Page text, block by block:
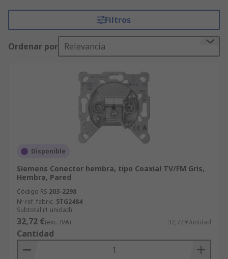
Diferentes modelos, longitudes de
conectores y tipos de montaje adaptados a
tus necesidades.
Envío gratuito en pedidos superiores a
Resolvemos tus dudas técnicas
rápidamente.
Productos disponibles en stock para envío rápido.
Compra ahora en RS y optimiza la instalación de
tu sistema de satélite (antena de TV) a una
televisión o radio FM.
Filtros
Ordenar por Relevancia
Disponible
Siemens Conector hembra, tipo Coaxial TV/FM Gris,
Hembra, Pared
Código RS 203-2298
Nº ref. fabric. 5TG2484
Subtotal (1 unidad)
32,72 €(exc. IVA) 32,72 €/unidad
Cantidad